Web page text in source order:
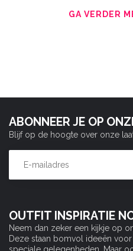
GA VERDER
OUTFIT INSPIRATIE
Neem dan zeker een kijkje op
Deze staan bomvol ideeën
ABONNEER JE OP
Blijf op de hoogte over onze